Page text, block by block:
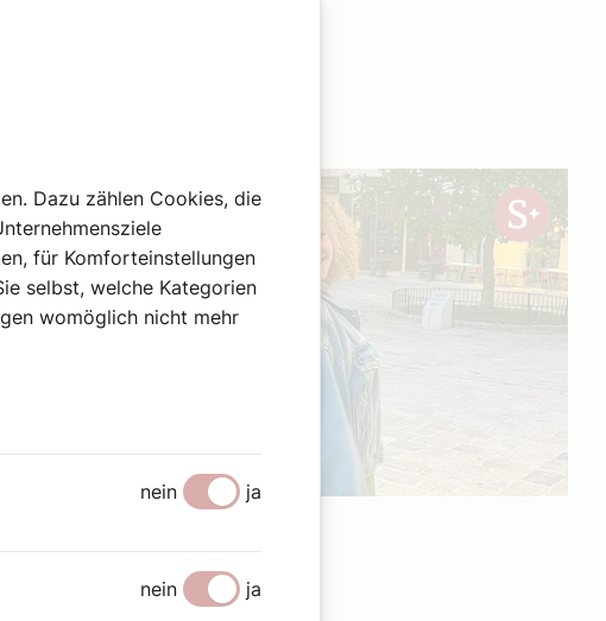
MEINUNG
Dazu zählen Cookies, die
für Komforteinstellungen
selbst, welche Kategorien
womöglich nicht mehr
nein ja
nein
ja